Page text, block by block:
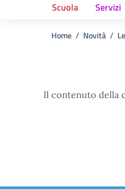
Scuola Servizi
Home Novità
Il contenuto della